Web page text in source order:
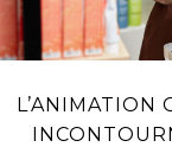
L’ANIMATION